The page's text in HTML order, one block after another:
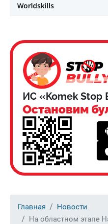
Worldskills
ИС «Komek Stop
Остановим
Главная
Новости
На областном этапе